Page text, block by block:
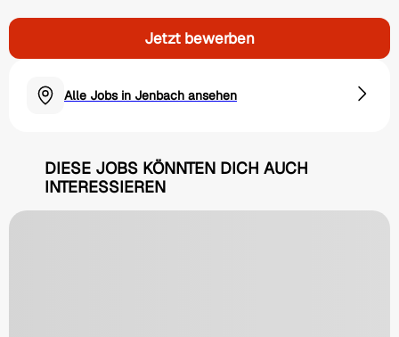
Jetzt bewerben
Alle Jobs in Jenbach ansehen
DIESE JOBS KÖNNTEN DICH AUCH
INTERESSIEREN